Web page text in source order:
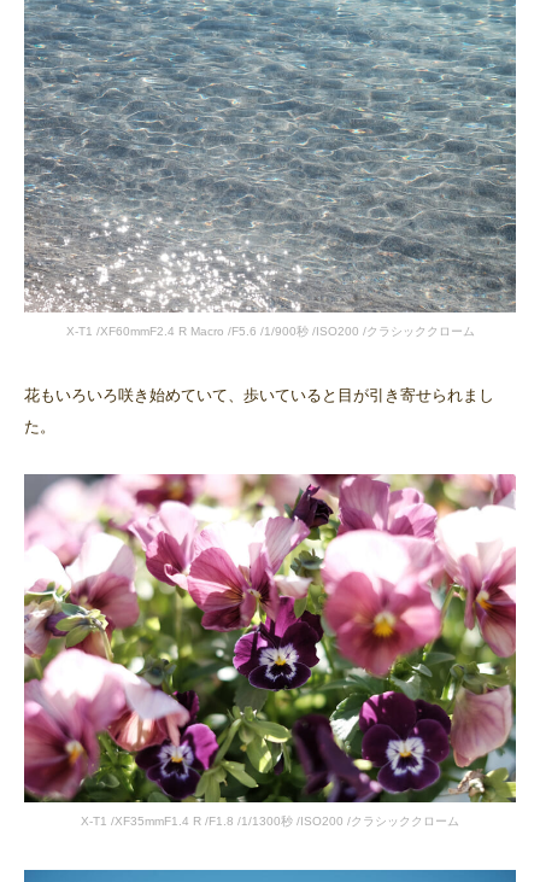
X-T1 /XF60mmF2.4 R Macro /F5.6 /1/900秒 /ISO200 /クラシッククローム
花もいろいろ咲き始めていて、歩いていると目が引き寄せられまし
た。
X-T1 /XF35mmF1.4 R /F1.8 /1/1300秒 /ISO200 /クラシッククローム